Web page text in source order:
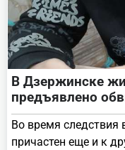
В Дзержинске
предъявлено
Во время следствия
причастен еще и к